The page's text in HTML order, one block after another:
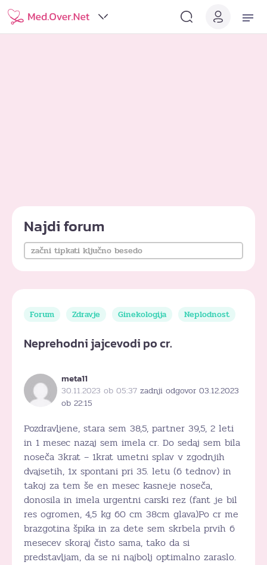
Najdi forum
Forum Zdravje Ginekologija Neplodnost
Neprehodni jajcevodi po cr.
meta11
30.11.2023 ob 05:37 zadnji odgovor 03.12.2023
ob 22:15
Pozdravljene, stara sem 38,5, partner 39,5, 2 leti
in 1 mesec nazaj sem imela cr. Do sedaj sem bila
noseča 3krat – 1krat umetni splav v zgodnjih
dvajsetih, 1x spontani pri 35. letu (6 tednov) in
takoj za tem še en mesec kasneje noseča,
donosila in imela urgentni carski rez (fant je bil
res ogromen, 4,5 kg 60 cm 38cm glava)Po cr me
brazgotina špika in za dete sem skrbela prvih 6
mesecev skoraj čisto sama, tako da si
predstavljam, da se ni najbolj optimalno zaraslo.